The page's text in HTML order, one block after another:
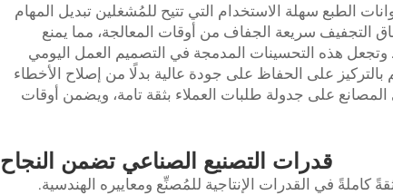
الطبع سهلة الاستخدام التي تتيح للمُشغلين تبديل المهام
التجفيف سريعة الجفاف من أوقات المعالجة، مما يمنع
وتجعل هذه التحسينات المدمجة في التصميم العمل اليومي
على الحفاظ على جودة عالية بدلًا من إصلاح الأخطاء
المصانع على جدولة طلبات العملاء بثقة تامة، ويضمن أوقات
قدرات التصنيع الصناعي تضمن النجاح
كاملةً في القدرات الإنتاجية للمُصنِّع ومعاييره الهندسية.